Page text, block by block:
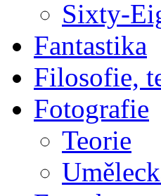
Sixty-
Fantastika
Filosofie,
Fotografie
Teorie